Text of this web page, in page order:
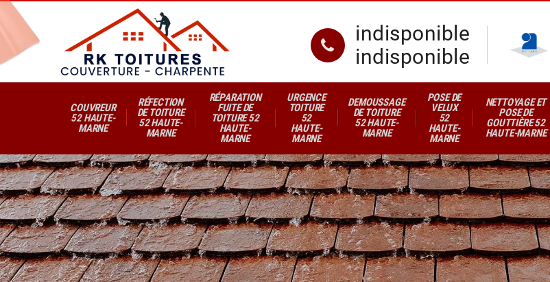
indisponible
indisponible
COUVREUR
52 HAUTE-
MARNE
RÉFECTION
DE TOITURE
52 HAUTE-
MARNE
RÉPARATION
FUITE DE
TOITURE 52
HAUTE-
MARNE
URGENCE
TOITURE
52
HAUTE-
MARNE
DEMOUSSAGE
DE TOITURE
52 HAUTE-
MARNE
POSE DE
VELUX
52
HAUTE-
MARNE
NETTOYAGE ET
POSE DE
GOUTTIÈRE 52
HAUTE-MARNE